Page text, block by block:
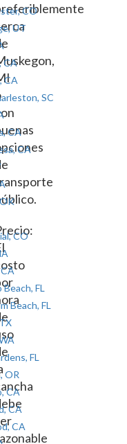
CO
UT
CA
CA
SC
CA
CA
CO
FL
Beach, FL
FL
OR
CA
CA
CA